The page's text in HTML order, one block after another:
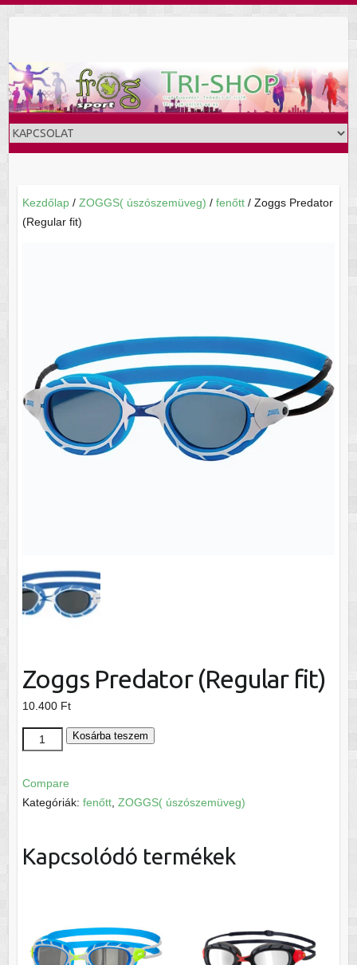
Skip
Kezdőlap/ ZOGGS( úszószemüveg) / fenőtt/ Zoggs Predator
(Regular fit)
Zoggs Predator (Regular fit)
10.400 Ft
Zoggs
Predator
mennyiség
Kosárba teszem
Compare
Kategóriák: fenőtt, ZOGGS( úszószemüveg)
Kapcsolódó termékek